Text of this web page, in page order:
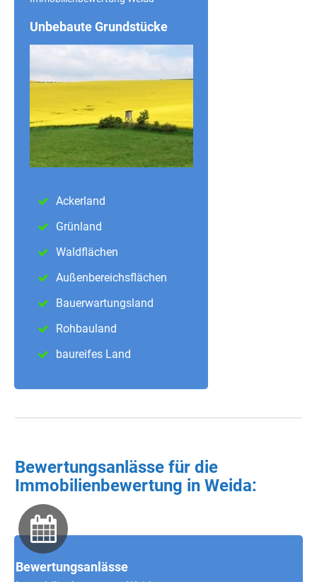
Unbebaute Grundstücke
Ackerland
Grünland
Waldflächen
Außenbereichsflächen
Bauerwartungsland
Rohbauland
baureifes Land
Bewertungsanlässe für die
Immobilienbewertung in Weida:
Bewertungsanlässe